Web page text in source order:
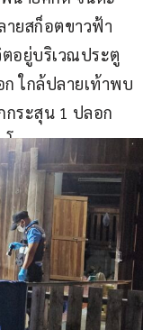
ายสก็อตขาวฟ้า
ตอยู่บริเวณประตู
ใกล้ปลายเท้าพบ
ระสุน 1 ปลอก
โมง